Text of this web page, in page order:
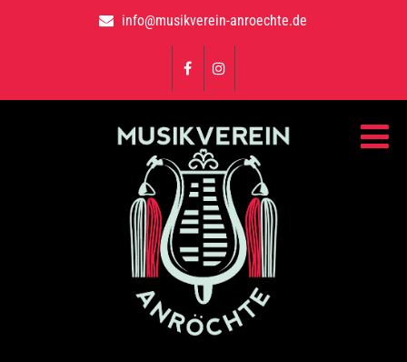
info@musikverein-anroechte.de